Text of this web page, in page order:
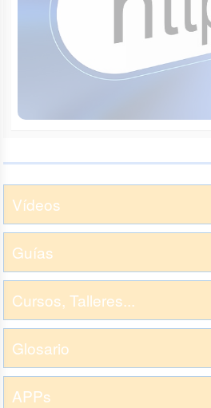
Vídeos
Guías
Cursos, Talleres...
Glosario
APPs